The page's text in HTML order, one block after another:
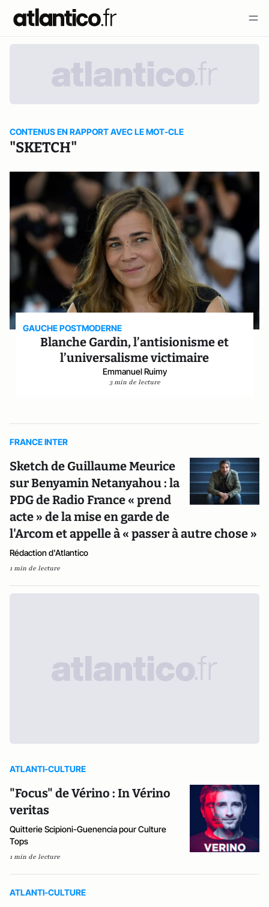
CONTENUS EN RAPPORT AVEC LE MOT-CLE
"SKETCH"
GAUCHE POSTMODERNE
Blanche Gardin, l’antisionisme et
l’universalisme victimaire
Emmanuel Ruimy
3 min de lecture
FRANCE INTER
Sketch de Guillaume Meurice
sur Benyamin Netanyahou : la
PDG de Radio France « prend
acte » de la mise en garde de
l'Arcom et appelle à « passer à autre chose »
Rédaction d'Atlantico
1 min de lecture
ATLANTI-CULTURE
"Focus" de Vérino : In Vérino
veritas
Quitterie Scipioni-Guenencia pour Culture
Tops
1 min de lecture
ATLANTI-CULTURE